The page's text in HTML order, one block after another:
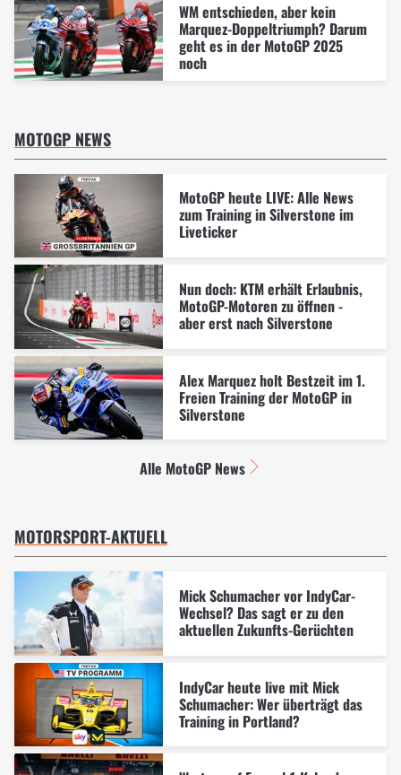
WM entschieden, aber kein
Marquez-Doppeltriumph? Darum
geht es in der MotoGP 2025
noch
MOTOGP NEWS
MotoGP heute LIVE: Alle News
zum Training in Silverstone im
Liveticker
Nun doch: KTM erhält Erlaubnis,
MotoGP-Motoren zu öffnen -
aber erst nach Silverstone
Alex Marquez holt Bestzeit im 1.
Freien Training der MotoGP in
Silverstone
Alle MotoGP News
MOTORSPORT-AKTUELL
Mick Schumacher vor IndyCar-
Wechsel? Das sagt er zu den
aktuellen Zukunfts-Gerüchten
IndyCar heute live mit Mick
Schumacher: Wer überträgt das
Training in Portland?